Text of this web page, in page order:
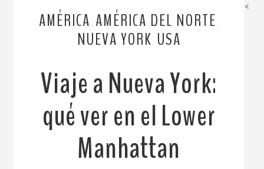
AMÉRICA AMÉRICA DEL NORTE
NUEVA YORK USA
Viaje a Nueva York:
qué ver en el Lower
Manhattan
<